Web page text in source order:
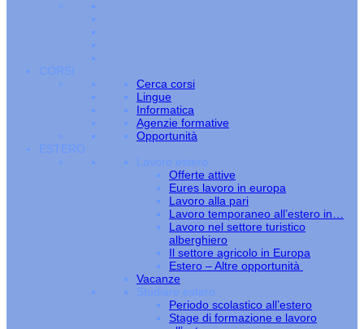
CORSI
Cerca corsi
Lingue
Informatica
Agenzie formative
Opportunità
ESTERO
Lavoro estero
Offerte attive
Eures lavoro in europa
Lavoro alla pari
Lavoro temporaneo all’estero in…
Lavoro nel settore turistico
alberghiero
Il settore agricolo in Europa
Estero – Altre opportunità
Vacanze
Studiare estero
Periodo scolastico all’estero
Stage di formazione e lavoro